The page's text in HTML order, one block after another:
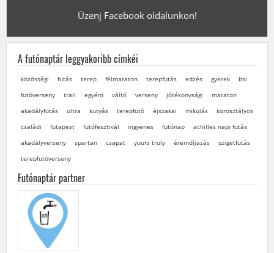
Üzenj Facebook oldalunkon!
A futónaptár leggyakoribb címkéi
közösségi futás terep félmaraton terepfutás edzés gyerek
bsi
futóverseny
trail egyéni váltó verseny jótékonysági
maraton
akadályfutás
ultra kutyás terepfutó éjszakai mikulás
korosztályos
családi
futapest futófesztivál ingyenes futónap
achilles napi futás
akadályverseny
spartan csapat yours truly éremdíjazás
szigetfutás
terepfutóverseny
Futónaptár partner